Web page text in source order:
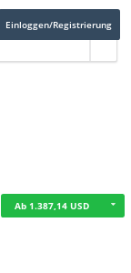
Einloggen/Registrierung
Ab 1.387,14 USD